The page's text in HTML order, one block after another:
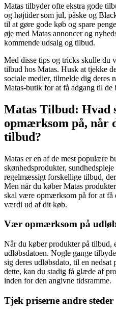
Matas tilbyder ofte ekstra gode
og højtider som jul, påske og
til at gøre gode køb og spare
øje med Matas annoncer og
kommende udsalg og tilbud.
Med disse tips og tricks skulle du
tilbud hos Matas. Husk at tjekke
sociale medier, tilmelde dig deres
Matas-butik for at få adgang til de
Matas Tilbud: Hvad
opmærksom på, når
tilbud?
Matas er en af de mest populære
skønhedsprodukter,
regelmæssigt forskellige tilbud,
Men når du køber Matas
skal være opmærksom på for at få
værdi ud af dit køb.
Vær opmærksom på
Når du køber produkter på tilbud,
udløbsdatoen. Nogle gange
sig deres udløbsdato, til en
dette, kan du stadig få glæde af
inden for den angivne tidsramme.
Tjek priserne andre steder